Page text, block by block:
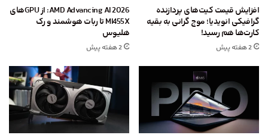
افزایش قیمت کیت‌های پردازنده
گرافیکی انویدیا؛ موج گرانی به بقیه
کارت‌ها هم رسید!
2 هفته پیش
AMD Advancing AI 2026: از GPU‌های
MI455X تا ربات هوشمند و رک
هلیوس
2 هفته پیش